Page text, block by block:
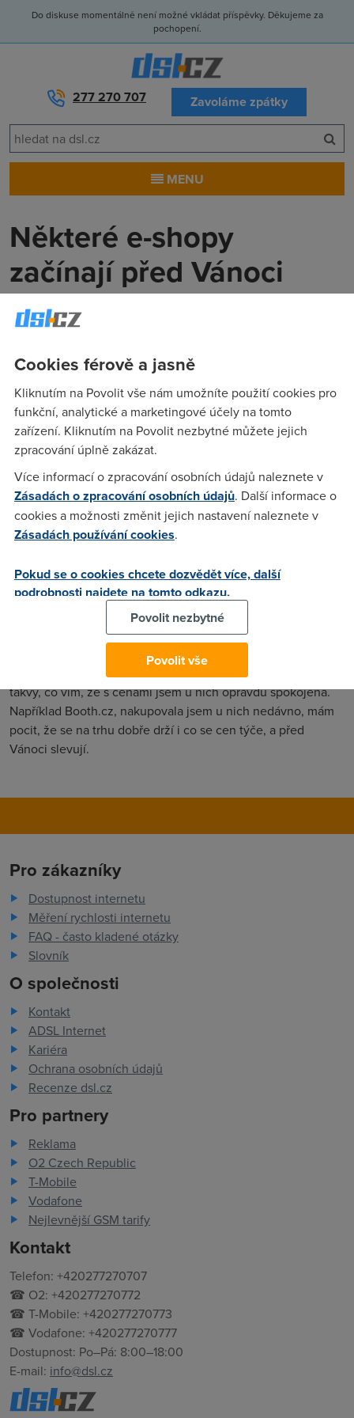
Do diskuse momentálně není možné vkládat příspěvky. Děkujeme za
pochopení.
277 270 707 Zavoláme zpátky
MENU
Některé e-shopy
začínají před Vánoci
zvedat ceny zboží
Průměrné ceny zboží se u e-shopů v současné době liší až o
2,9 %. Pro představu se jedná o hodnotu vyšší, než je
mnohdy marže obchodníků. Vyplývá to ze čtvrtletního
průzkumu společnosti Karsa Technologies, která sledovala
vybrané internetové obchody zaměřené na prodej
elektroniky. Odborníci dále upozorňují, že v současné době
začínají obchody postupně zvedat ceny nabízených
produktů. Jedná se o každoroční tah, kterým se připravují na
vánoční sezonu. Právě během posledního kvartálu totiž
nárůstu objemu nákupů. Tržby za zmíněné období
odpovídají až 70 % průměrných ročních obratů e-shopů.
(21.12.2014 12:44:11)
Mno,je to pravda, eshopy si libují v cenách ale znám několik
takvý, co vím, že s cenami jsem u nich opravdu spokojená.
Například Booth.cz, nakupovala jsem u nich nedávno, mám
pocit, že se na trhu dobře drží i co se cen týče, a před
Vánoci slevují.
Pro zákazníky
Dostupnost internetu
Měření rychlosti internetu
FAQ - často kladené otázky
Slovník
O společnosti
Kontakt
ADSL Internet
Kariéra
Ochrana osobních údajů
Recenze dsl.cz
Pro partnery
Reklama
O2 Czech Republic
T-Mobile
Vodafone
Nejlevnější GSM tarify
Kontakt
Telefon: +420277270707
☎ O2: +420277270772
☎ T-Mobile: +420277270773
☎ Vodafone: +420277270777
Dostupnost: Po–Pá: 8:00–18:00
E-mail: info@dsl.cz
Cookies férově a jasně
Kliknutím na Povolit vše nám umožníte použití cookies pro
funkční, analytické a marketingové účely na tomto
zařízení. Kliknutím na Povolit nezbytné můžete jejich
zpracování úplně zakázat.
Více informací o zpracování osobních údajů naleznete v
Zásadách o zpracování osobních údajů. Další informace o
cookies a možnosti změnit jejich nastavení naleznete v
Zásadách používání cookies.
Pokud se o cookies chcete dozvědět více, další
podrobnosti najdete na tomto odkazu.
Povolit nezbytné
Povolit vše